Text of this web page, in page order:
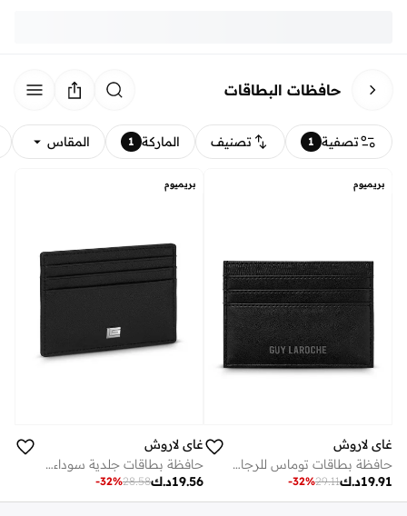
حافظات البطاقات
تصفية 1 تصنيف الماركة 1 المقاس
بريميوم
غاي لاروش
حافظة بطاقات توماس للرجال
د.ك19.91
29.11
-32%
بريميوم
غاي لاروش
حافظة بطاقات جلدية سوداء رجالية من غابرييل
د.ك19.56
28.58
-32%